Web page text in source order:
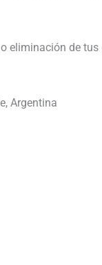
eliminación de
Argentina